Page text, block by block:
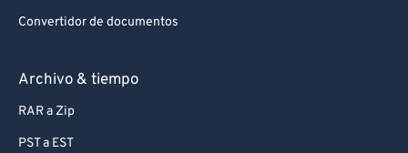
Convertidor de documentos
Archivo & tiempo
RAR a Zip
PST a EST